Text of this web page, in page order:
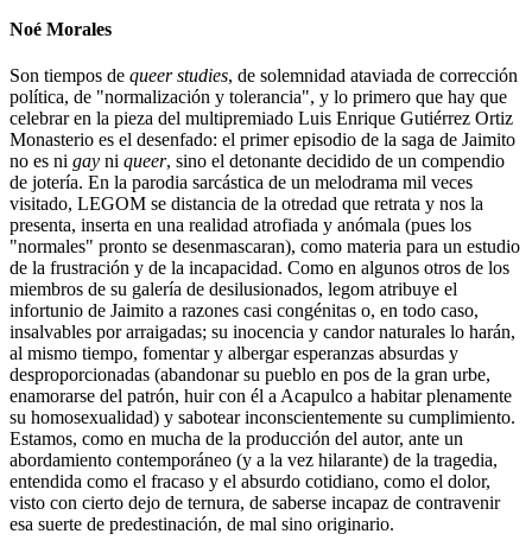
Noé Morales
Son tiempos de queer studies, de solemnidad ataviada de corrección
política, de "normalización y tolerancia", y lo primero que hay que
celebrar en la pieza del multipremiado Luis Enrique Gutiérrez Ortiz
Monasterio es el desenfado: el primer episodio de la saga de Jaimito
no es ni gay ni queer, sino el detonante decidido de un compendio
de jotería. En la parodia sarcástica de un melodrama mil veces
visitado, LEGOM se distancia de la otredad que retrata y nos la
presenta, inserta en una realidad atrofiada y anómala (pues los
"normales" pronto se desenmascaran), como materia para un estudio
de la frustración y de la incapacidad. Como en algunos otros de los
miembros de su galería de desilusionados, legom atribuye el
infortunio de Jaimito a razones casi congénitas o, en todo caso,
insalvables por arraigadas; su inocencia y candor naturales lo harán,
al mismo tiempo, fomentar y albergar esperanzas absurdas y
desproporcionadas (abandonar su pueblo en pos de la gran urbe,
enamorarse del patrón, huir con él a Acapulco a habitar plenamente
su homosexualidad) y sabotear inconscientemente su cumplimiento.
Estamos, como en mucha de la producción del autor, ante un
abordamiento contemporáneo (y a la vez hilarante) de la tragedia,
entendida como el fracaso y el absurdo cotidiano, como el dolor,
visto con cierto dejo de ternura, de saberse incapaz de contravenir
esa suerte de predestinación, de mal sino originario.